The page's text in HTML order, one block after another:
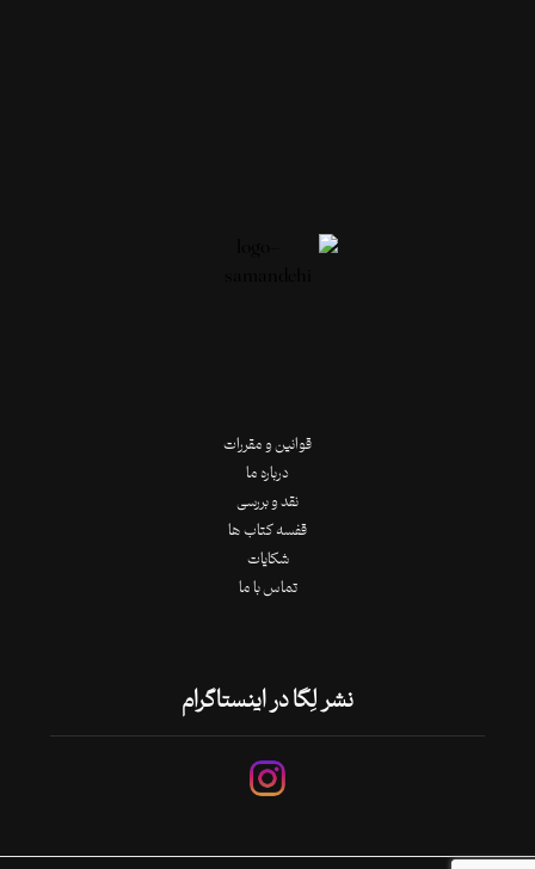
قوانین و مقررات
درباره ما
نقد و بررسی
قفسه کتاب ها
شکایات
تماس با ما
نشر لِگا در اینستاگرام